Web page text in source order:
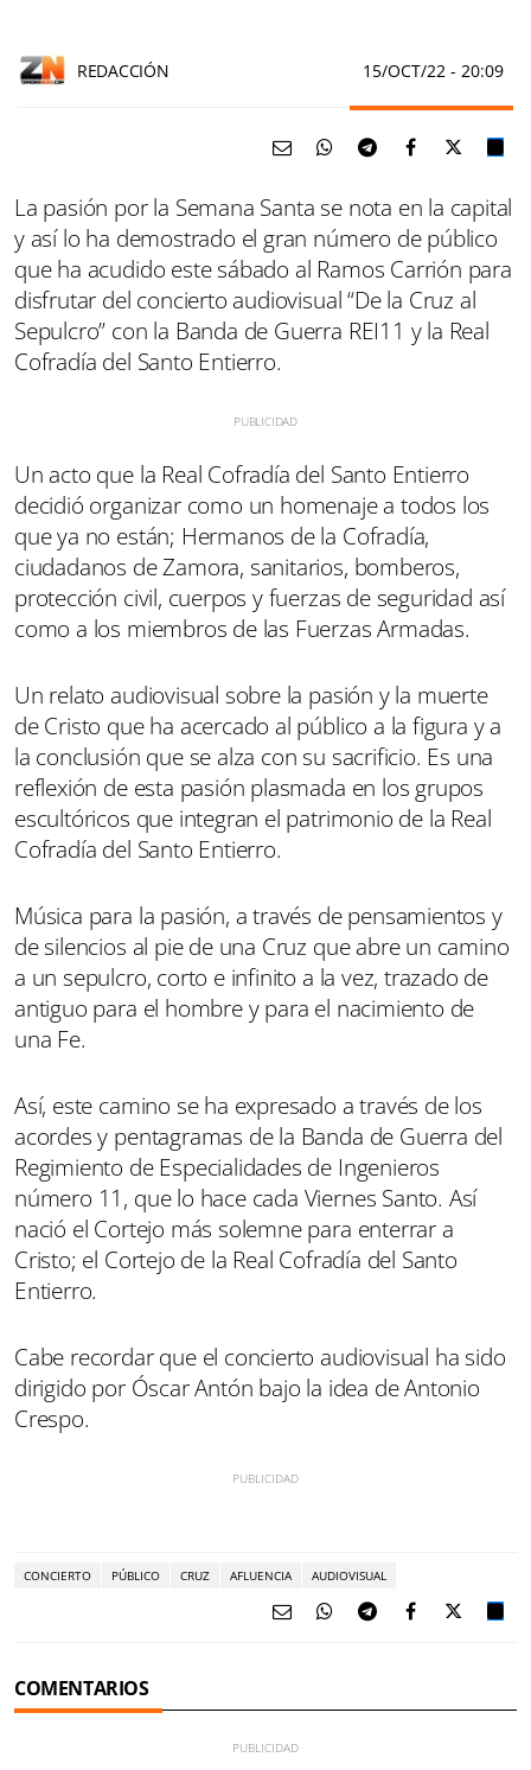
REDACCIÓN 15/OCT/22 - 20:09
La pasión por la Semana Santa se nota en la capital
y así lo ha demostrado el gran número de público
que ha acudido este sábado al Ramos Carrión para
disfrutar del concierto audiovisual “De la Cruz al
Sepulcro” con la Banda de Guerra REI11 y la Real
Cofradía del Santo Entierro.
Un acto que la Real Cofradía del Santo Entierro
decidió organizar como un homenaje a todos los
que ya no están; Hermanos de la Cofradía,
ciudadanos de Zamora, sanitarios, bomberos,
protección civil, cuerpos y fuerzas de seguridad así
como a los miembros de las Fuerzas Armadas.
Un relato audiovisual sobre la pasión y la muerte
de Cristo que ha acercado al público a la figura y a
la conclusión que se alza con su sacrificio. Es una
reflexión de esta pasión plasmada en los grupos
escultóricos que integran el patrimonio de la Real
Cofradía del Santo Entierro.
Música para la pasión, a través de pensamientos y
de silencios al pie de una Cruz que abre un camino
a un sepulcro, corto e infinito a la vez, trazado de
antiguo para el hombre y para el nacimiento de
una Fe.
Así, este camino se ha expresado a través de los
acordes y pentagramas de la Banda de Guerra del
Regimiento de Especialidades de Ingenieros
número 11, que lo hace cada Viernes Santo. Así
nació el Cortejo más solemne para enterrar a
Cristo; el Cortejo de la Real Cofradía del Santo
Entierro.
Cabe recordar que el concierto audiovisual ha sido
dirigido por Óscar Antón bajo la idea de Antonio
Crespo.
CONCIERTO PÚBLICO CRUZ AFLUENCIA AUDIOVISUAL
COMENTARIOS